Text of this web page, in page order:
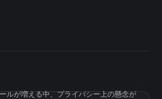
ルが増える中、プライバシー上の懸念が